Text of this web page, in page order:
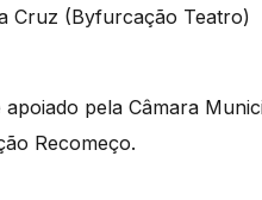
Cruz (Byfurcação Teatro)
pela Câmara
Recomeço.